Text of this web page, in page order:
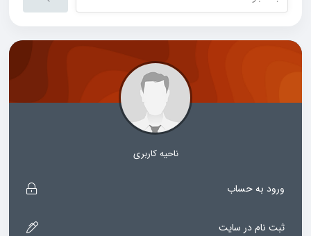
ناحیه کاربری
ورود به حساب
ثبت نام در سایت